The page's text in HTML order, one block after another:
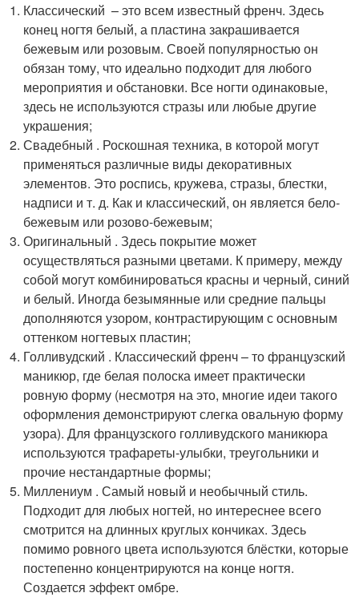
Классический – это всем известный френч. Здесь
конец ногтя белый, а пластина закрашивается
бежевым или розовым. Своей популярностью он
обязан тому, что идеально подходит для любого
мероприятия и обстановки. Все ногти одинаковые,
здесь не используются стразы или любые другие
украшения;
Свадебный . Роскошная техника, в которой могут
применяться различные виды декоративных
элементов. Это роспись, кружева, стразы, блестки,
надписи и т. д. Как и классический, он является бело-
бежевым или розово-бежевым;
Оригинальный . Здесь покрытие может
осуществляться разными цветами. К примеру, между
собой могут комбинироваться красны и черный, синий
и белый. Иногда безымянные или средние пальцы
дополняются узором, контрастирующим с основным
оттенком ногтевых пластин;
Голливудский . Классический френч – то французский
маникюр, где белая полоска имеет практически
ровную форму (несмотря на это, многие идеи такого
оформления демонстрируют слегка овальную форму
узора). Для французского голливудского маникюра
используются трафареты-улыбки, треугольники и
прочие нестандартные формы;
Миллениум . Самый новый и необычный стиль.
Подходит для любых ногтей, но интереснее всего
смотрится на длинных круглых кончиках. Здесь
помимо ровного цвета используются блёстки, которые
постепенно концентрируются на конце ногтя.
Создается эффект омбре.